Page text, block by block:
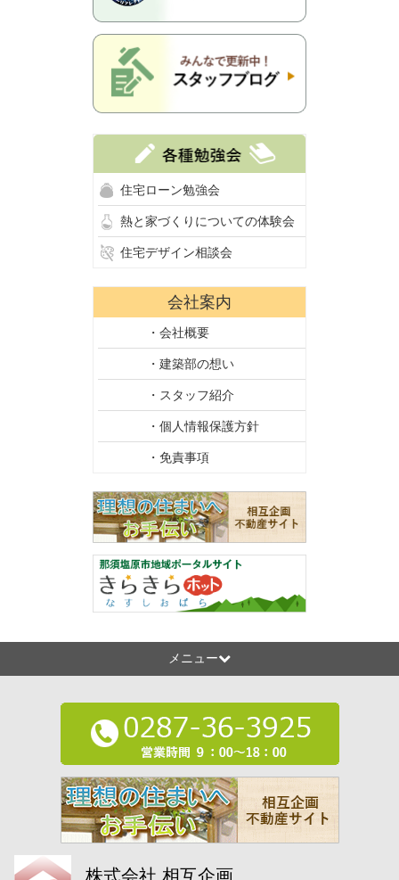
住宅ローン勉強会
熱と家づくりについての体験会
住宅デザイン相談会
会社案内
・会社概要
・建築部の想い
・スタッフ紹介
・個人情報保護方針
・免責事項
メニュー
株式会社 相互企画